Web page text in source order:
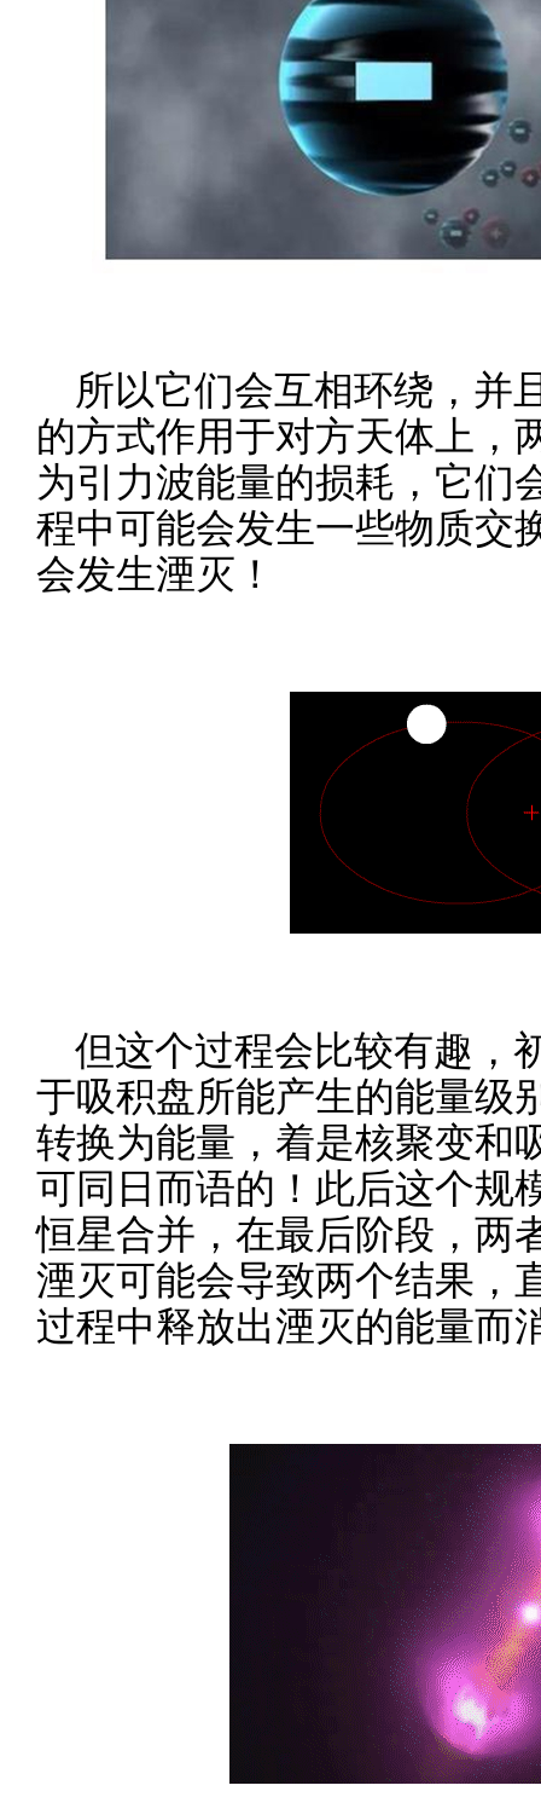
所以它们会互相环绕，并
的方式作用于对方天体上，
为引力波能量的损耗，它们
程中可能会发生一些物质交
会发生湮灭！
但这个过程会比较有趣，
于吸积盘所能产生的能量级
转换为能量，着是核聚变和
可同日而语的！此后这个规
恒星合并，在最后阶段，两
湮灭可能会导致两个结果，
过程中释放出湮灭的能量而